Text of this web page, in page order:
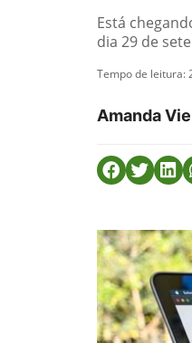
Está
dia 29 de
Tempo de leitura:
Amanda